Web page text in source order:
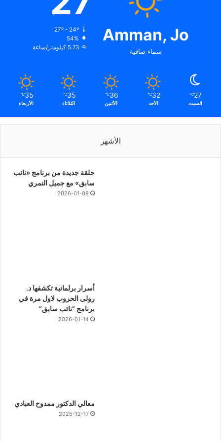
Amman, Jo
سماء صافية
27º - 24º
54%
5.73 كيلومتر/ساعة
27
℃
السبت
32
℃
الأحد
36
℃
الأثنين
35
℃
الثلاثاء
35
℃
الأربعاء
الأشهر
حلقة جديدة من برنامج «نائب
سابق» مع جميل النمري
2026-01-08
أسرار برلمانية تكشفها د.
رولى الحروب لاول مرة في
برنامج “نائب سابق”
2026-01-14
معالي الدكتور ممدوح العبادي
2025-12-17